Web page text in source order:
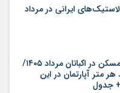
ایرانی در مرداد
لیست قیمت خرید مسکن در اکباتان مرداد ۱۴۰۵/
متر آپارتمان در این
جدول